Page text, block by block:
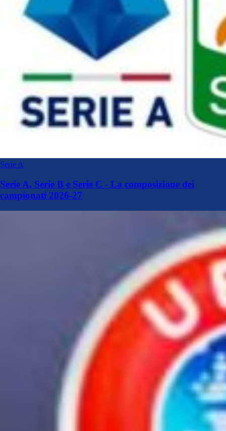
Serie A
Serie A, Serie B e Serie C - La composizione dei
campionati 2026-27